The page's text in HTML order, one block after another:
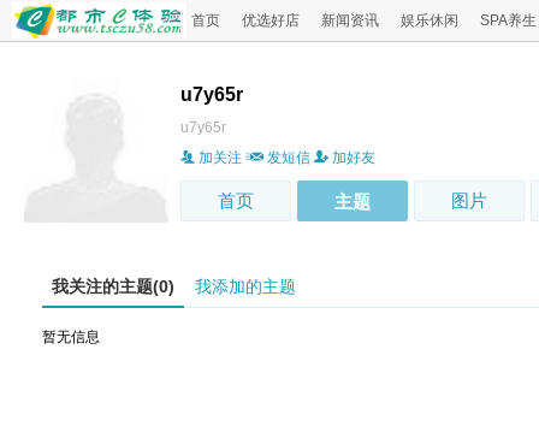
首页 优选好店 新闻资讯 娱乐休闲 SPA养生
u7y65r
u7y65r
加关注
发短信 加好友
首页 主题 图片
我关注的主题(0) 我添加的主题
暂无信息